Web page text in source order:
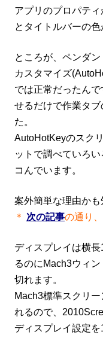
アプリのプロパテ
とタイトルバーの
ところが、ペンダ
カスタマイズ
では正常だったん
せるだけで作業タ
た。
AutoHotKeyのスク
ットで調べていろ
コんでいます。
案外簡単な理由か
＊ 次の記事の通り
ディスプレイは横
るのにMach3ウィ
切れます。
Mach3標準スクリ
れるので、
ディスプレイ設定